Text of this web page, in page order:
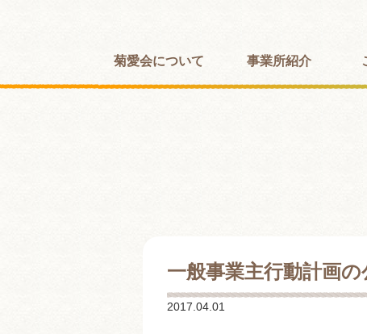
菊愛会について 事業所紹介
一般事業主行動計画
2017.04.01